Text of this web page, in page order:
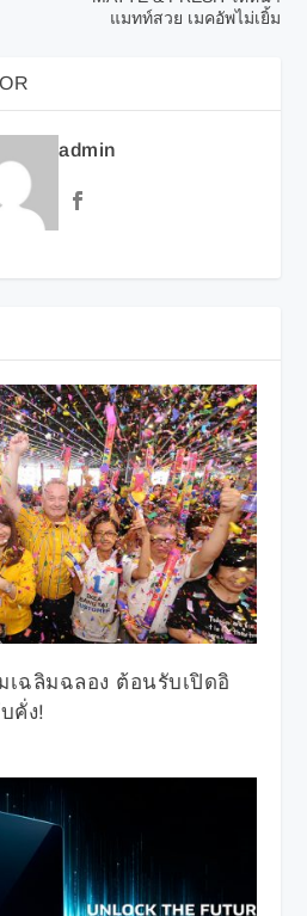
แมทท์สวย เมคอัพไม่เยิ้ม
admin
เฉลิมฉลอง ต้อนรับเปิดอิ
คั่ง!